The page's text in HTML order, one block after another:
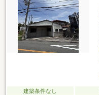
建築条件なし